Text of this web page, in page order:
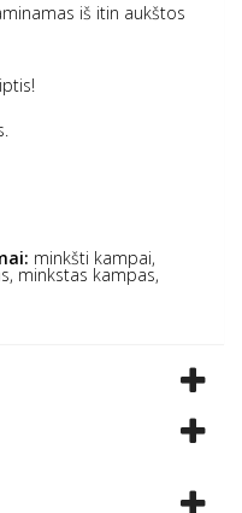
iš itin aukštos
minkšti kampai,
minkstas kampas,